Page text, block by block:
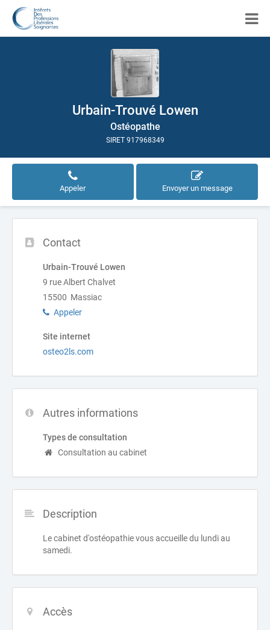
Urbain-Trouvé Lowen
Ostéopathe
SIRET 917968349
Appeler Envoyer un message
Contact
Urbain-Trouvé Lowen
9 rue Albert Chalvet
15500 Massiac
Appeler
Site internet
osteo2ls.com
Autres informations
Types de consultation
Consultation au cabinet
Description
Le cabinet d'ostéopathie vous accueille du lundi au
samedi.
Accès